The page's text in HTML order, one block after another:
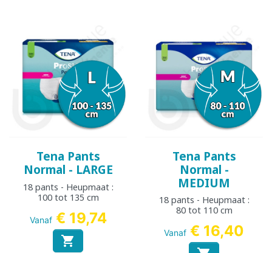
Tena Pants
Normal - LARGE
18 pants - Heupmaat :
100 tot 135 cm
Vanaf € 19,74

Tena Pants
Normal -
MEDIUM
18 pants - Heupmaat :
80 tot 110 cm
Vanaf € 16,40